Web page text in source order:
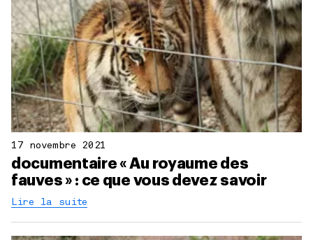
17 novembre 2021
documentaire « Au royaume des
fauves » : ce que vous devez savoir
Lire la suite